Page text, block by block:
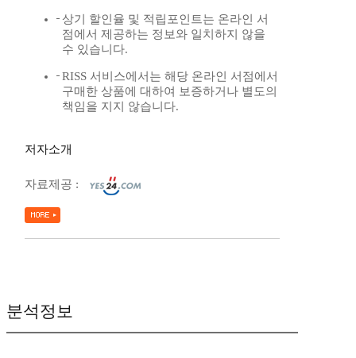
상기 할인율 및 적립포인트는 온라인 서
점에서 제공하는 정보와 일치하지 않을
수 있습니다.
RISS 서비스에서는 해당 온라인 서점에서
구매한 상품에 대하여 보증하거나 별도의
책임을 지지 않습니다.
저자소개
자료제공 :
분석정보